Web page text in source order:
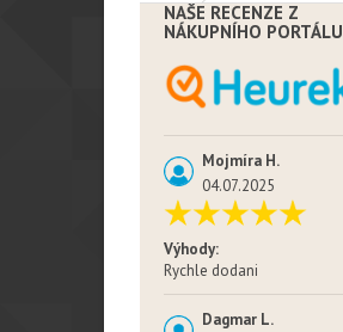
NAŠE RECENZE Z
NÁKUPNÍHO PORTÁLU
Mojmíra H.
04.07.2025
Výhody:
Rychle dodani
Dagmar L.